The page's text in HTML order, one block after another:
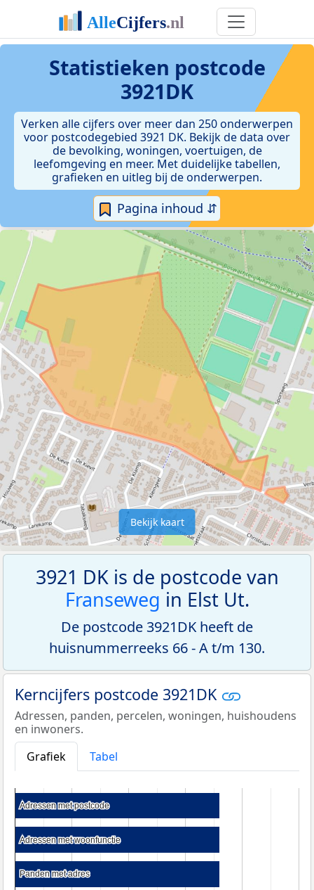
Statistieken postcode
3921DK
Verken alle cijfers over meer dan 250 onderwerpen
voor postcodegebied 3921 DK. Bekijk de data over
de bevolking, woningen, voertuigen, de
leefomgeving en meer. Met duidelijke tabellen,
grafieken en uitleg bij de onderwerpen.
Pagina inhoud ⇵
Bekijk kaart
3921 DK is de postcode van
Franseweg in Elst Ut.
De postcode 3921DK heeft de
huisnummerreeks 66 - A t/m 130.
Kerncijfers postcode 3921DK
Adressen, panden, percelen, woningen, huishoudens
en inwoners.
Grafiek
Tabel
Adressen met postcode
Adressen met postcode
Adressen met woonfunctie
Adressen met woonfunctie
Panden met adres
Panden met adres